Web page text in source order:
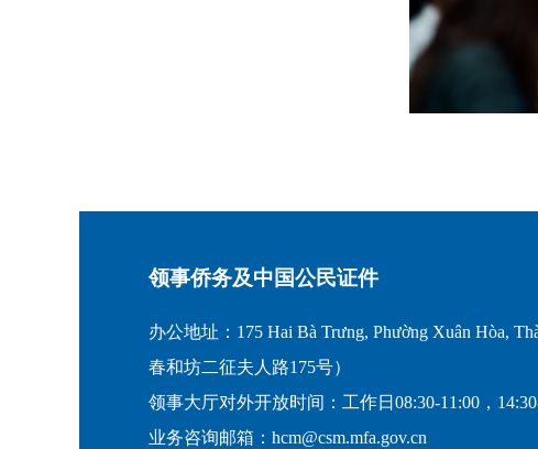
领事侨务及中国公民证件
办公地址：175 Hai Bà Trưng, Phường Xuân Hòa,
春和坊二征夫人路175号）
领事大厅对外开放时间：工作日08:30-11:00，
业务咨询邮箱：hcm@csm.mfa.gov.cn